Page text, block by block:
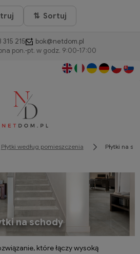
nie ma w naszym sklepie? Skontaktuj się
go dla Ciebie! 📞
215 bok@netdom.pl
Płytki według pomieszczenia Płytki na
na schody
które łączy wysoką
⇅ Sortuj